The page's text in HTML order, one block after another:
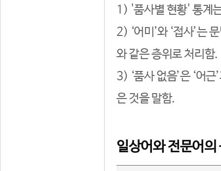
1) '품사별 현황' 통계
2) ‘어미’와 ‘접사’는
와 같은 층위로 처리함.
3) ‘품사 없음’은 ‘어
은 것을 말함.
일상어와 전문어의